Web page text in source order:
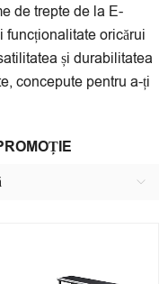
de trepte de la E-
funcționalitate oricărui
și durabilitatea
concepute pentru a-ți